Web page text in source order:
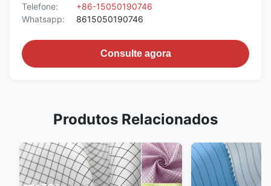
Telefone:
+86-15050190746
Whatsapp:
8615050190746
Consulte agora
Produtos Relacionados